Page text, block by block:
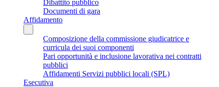
Dibattito pubblico
Documenti di gara
Affidamento
Composizione della commissione giudicatrice e
curricula dei suoi componenti
Pari opportunità e inclusione lavorativa nei contratti
pubblici
Affidamenti Servizi pubblici locali (SPL)
Esecutiva